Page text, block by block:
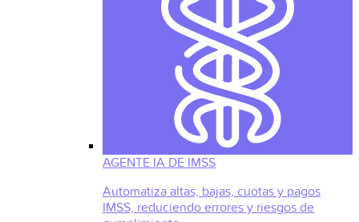
AGENTE IA DE IMSS
Automatiza altas, bajas, cuotas y pagos
IMSS, reduciendo errores y riesgos de